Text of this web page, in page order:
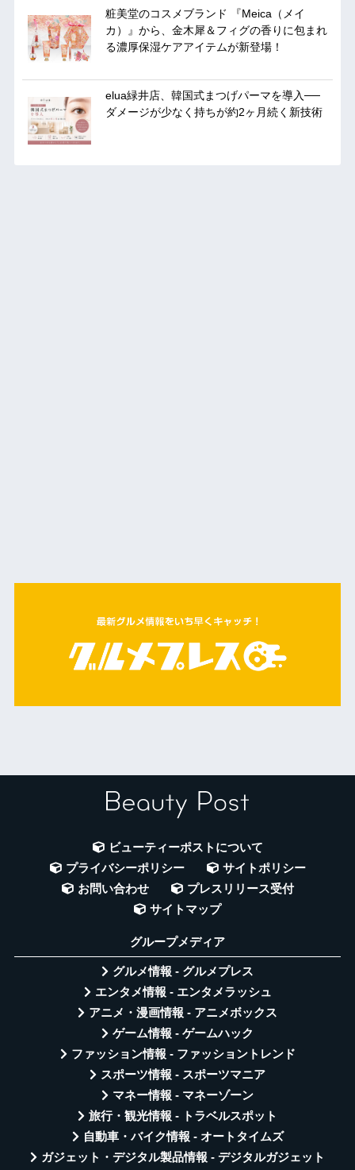
粧美堂のコスメブランド 『Meica（メイ
カ）』から、金木犀＆フィグの香りに包まれ
る濃厚保湿ケアアイテムが新登場！
elua緑井店、韓国式まつげパーマを導入──
ダメージが少なく持ちが約2ヶ月続く新技術
ビューティーポストについて
プライバシーポリシー
サイトポリシー
お問い合わせ
プレスリリース受付
サイトマップ
グループメディア
グルメ情報 - グルメプレス
エンタメ情報 - エンタメラッシュ
アニメ・漫画情報 - アニメボックス
ゲーム情報 - ゲームハック
ファッション情報 - ファッショントレンド
スポーツ情報 - スポーツマニア
マネー情報 - マネーゾーン
旅行・観光情報 - トラベルスポット
自動車・バイク情報 - オートタイムズ
ガジェット・デジタル製品情報 - デジタルガジェット